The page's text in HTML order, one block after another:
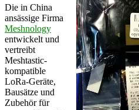
Die in China
ansässige Firma
Meshnology
entwickelt und
vertreibt
Meshtastic-
kompatible
LoRa-Geräte,
Bausätze und
Zubehör für